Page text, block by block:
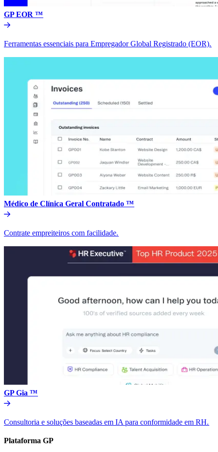
GP EOR ™​​
Ferramentas essenciais para Empregador Global Registrado (EOR).​​
Médico de Clínica Geral Contratado ™​​
Contrate empreiteiros com facilidade.​​
GP Gia ™​​
Consultoria e soluções baseadas em IA para conformidade em RH.​​
Plataforma GP​​